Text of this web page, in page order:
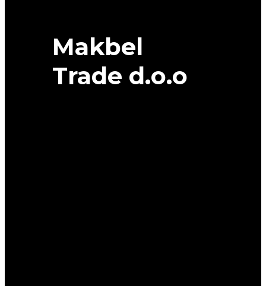
Makbel
Trade d.o.o